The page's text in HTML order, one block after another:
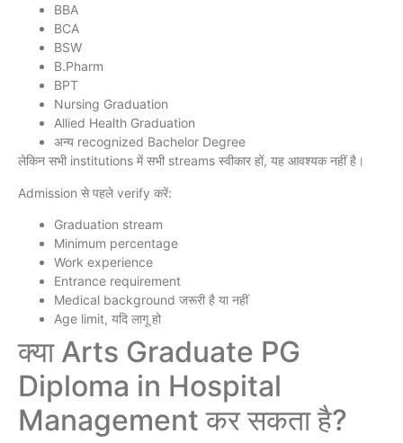
BBA
BCA
BSW
B.Pharm
BPT
Nursing Graduation
Allied Health Graduation
अन्य recognized Bachelor Degree
लेकिन सभी institutions में सभी streams स्वीकार हों, यह आवश्यक नहीं है।
Admission से पहले verify करें:
Graduation stream
Minimum percentage
Work experience
Entrance requirement
Medical background जरूरी है या नहीं
Age limit, यदि लागू हो
क्या Arts Graduate PG
Diploma in Hospital
Management कर सकता है?